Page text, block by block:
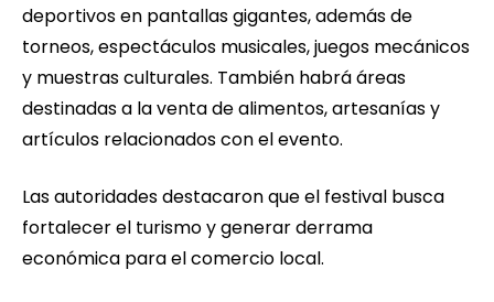
deportivos en pantallas gigantes, además de
torneos, espectáculos musicales, juegos mecánicos
y muestras culturales. También habrá áreas
destinadas a la venta de alimentos, artesanías y
artículos relacionados con el evento.
Las autoridades destacaron que el festival busca
fortalecer el turismo y generar derrama
económica para el comercio local.